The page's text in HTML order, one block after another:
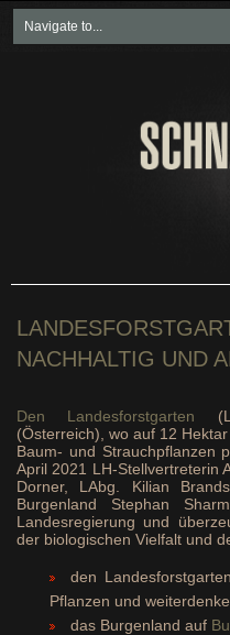
NACHHALTIG UND
Den Landesforstgarten
(Österreich), wo auf 12
Baum- und Strauchpflanzen
April 2021 LH-Stellvertreterin
Dorner, LAbg. Kilian
Burgenland Stephan
Landesregierung und
der biologischen Vielfalt und
den
Pflanzen und
das Burgenland auf